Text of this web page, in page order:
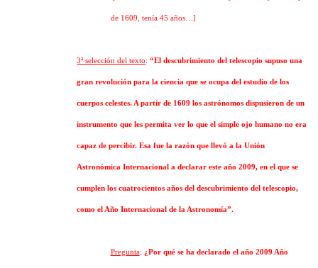
de 1609, tenía 45 años…]
3ª selección del texto:“El descubrimiento del telescopio supuso una
gran revolución para la ciencia que se ocupa del estudio de los
cuerpos celestes. A partir de 1609 los astrónomos dispusieron de un
instrumento que les permita ver lo que el simple ojo humano no era
capaz de percibir. Esa fue la razón que llevó a la Unión
Astronómica Internacional a declarar este año 2009, en el que se
cumplen los cuatrocientos años del descubrimiento del telescopio,
como el Año Internacional de la Astronomía”.
Pregunta: ¿Por qué se ha declarado el año 2009 Año